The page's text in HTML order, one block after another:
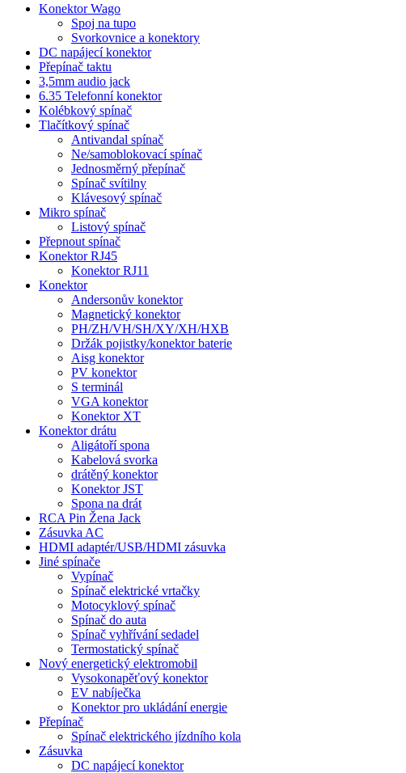
Konektor Wago
Spoj na tupo
Svorkovnice a konektory
DC napájecí konektor
Přepínač taktu
3,5mm audio jack
6.35 Telefonní konektor
Kolébkový spínač
Tlačítkový spínač
Antivandal spínač
Ne/samoblokovací spínač
Jednosměrný přepínač
Spínač svítilny
Klávesový spínač
Mikro spínač
Listový spínač
Přepnout spínač
Konektor RJ45
Konektor RJ11
Konektor
Andersonův konektor
Magnetický konektor
PH/ZH/VH/SH/XY/XH/HXB
Držák pojistky/konektor baterie
Aisg konektor
PV konektor
S terminál
VGA konektor
Konektor XT
Konektor drátu
Aligátoří spona
Kabelová svorka
drátěný konektor
Konektor JST
Spona na drát
RCA Pin Žena Jack
Zásuvka AC
HDMI adaptér/USB/HDMI zásuvka
Jiné spínače
Vypínač
Spínač elektrické vrtačky
Motocyklový spínač
Spínač do auta
Spínač vyhřívání sedadel
Termostatický spínač
Nový energetický elektromobil
Vysokonapěťový konektor
EV nabíječka
Konektor pro ukládání energie
Přepínač
Spínač elektrického jízdního kola
Zásuvka
DC napájecí konektor